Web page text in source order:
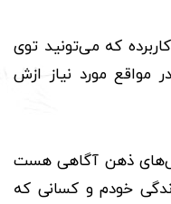
که می‌تونید توی
مواقع مورد نیاز ازش
ذهن آگاهی هست
خودم و کسانی که